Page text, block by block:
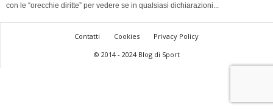
con le “orecchie diritte” per vedere se in qualsiasi dichiarazioni...
Contatti Cookies
Privacy Policy
© 2014 - 2024 Blog di Sport